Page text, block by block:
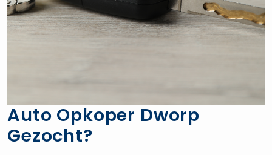
Auto Opkoper Dworp
Gezocht?